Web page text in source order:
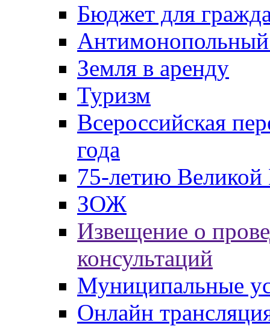
Бюджет для
Антимонопольный
Земля в аренду
Туризм
Всероссийская
года
75-летию
ЗОЖ
Извещение о
консультаций
Муниципальные
Онлайн